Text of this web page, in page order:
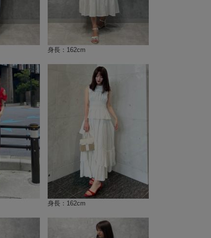
身長：162cm
身長：162cm